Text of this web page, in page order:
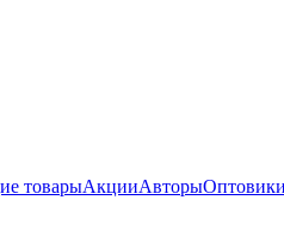
товарыАкцииАвторыОптовики